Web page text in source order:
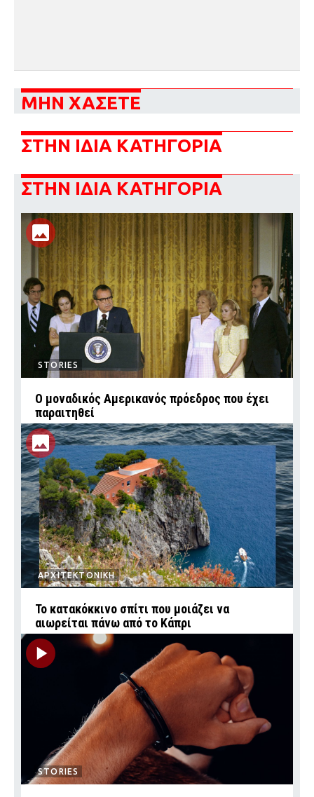
ΜΗΝ ΧΑΣΕΤΕ
ΣΤΗΝ ΙΔΙΑ ΚΑΤΗΓΟΡΙΑ
ΣΤΗΝ ΙΔΙΑ ΚΑΤΗΓΟΡΙΑ
STORIES
Ο μοναδικός Αμερικανός πρόεδρος που έχει
παραιτηθεί
ΑΡΧΙΤΕΚΤΟΝΙΚΗ
Το κατακόκκινο σπίτι που μοιάζει να
αιωρείται πάνω από το Κάπρι
STORIES